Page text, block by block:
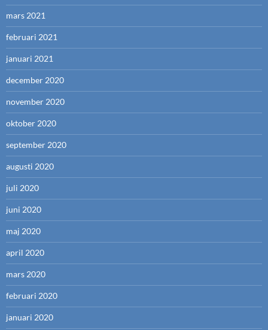
mars 2021
februari 2021
januari 2021
december 2020
november 2020
oktober 2020
september 2020
augusti 2020
juli 2020
juni 2020
maj 2020
april 2020
mars 2020
februari 2020
januari 2020